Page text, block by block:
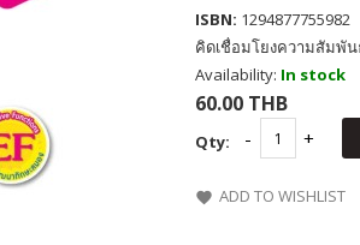
ISBN: 1294877755982
คิดเชื่อมโยงความสัมพัน
Availability: In stock
60.00 THB
Qty:
ADD TO WISHLIST